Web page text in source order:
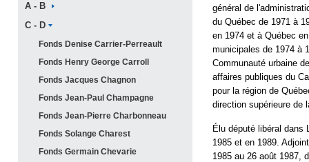
A - B
C - D
Fonds Denise Carrier-Perreault
Fonds Henry George Carroll
Fonds Jacques Chagnon
Fonds Jean-Paul Champagne
Fonds Jean-Pierre Charbonneau
Fonds Solange Charest
Fonds Germain Chevarie
général de
du Québec de 1971 à
en 1974 et à Québec
municipales de 1974 à
Communauté urbaine
affaires publiques du
pour la région de
direction supérieure de
Élu député libéral dans
1985 et en 1989.
1985 au 26 août 1987,